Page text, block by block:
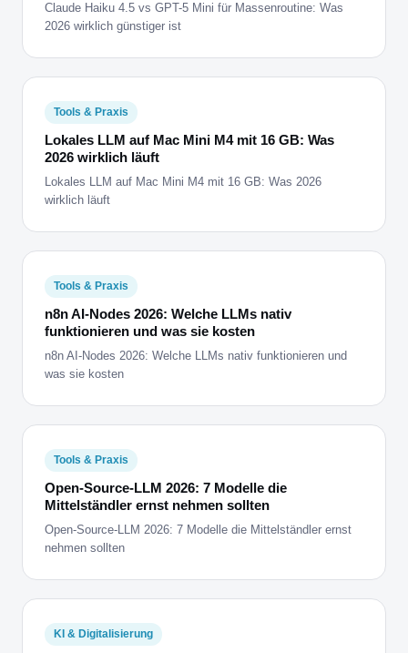
Claude Haiku 4.5 vs GPT-5 Mini für Massenroutine: Was
2026 wirklich günstiger ist
Tools & Praxis
Lokales LLM auf Mac Mini M4 mit 16 GB: Was
2026 wirklich läuft
Lokales LLM auf Mac Mini M4 mit 16 GB: Was 2026
wirklich läuft
Tools & Praxis
n8n AI-Nodes 2026: Welche LLMs nativ
funktionieren und was sie kosten
n8n AI-Nodes 2026: Welche LLMs nativ funktionieren und
was sie kosten
Tools & Praxis
Open-Source-LLM 2026: 7 Modelle die
Mittelständler ernst nehmen sollten
Open-Source-LLM 2026: 7 Modelle die Mittelständler ernst
nehmen sollten
KI & Digitalisierung